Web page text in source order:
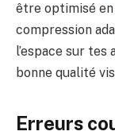
être optimisé
compression
l’espace sur
bonne qualité
Erreurs